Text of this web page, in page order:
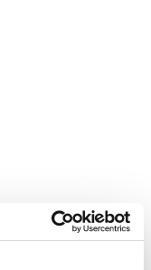
Politique de confidentialité